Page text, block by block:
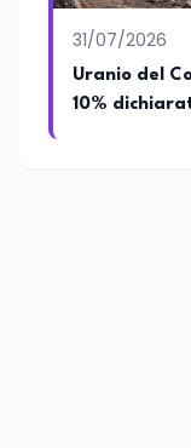
31/07/2026
Uranio del
10%